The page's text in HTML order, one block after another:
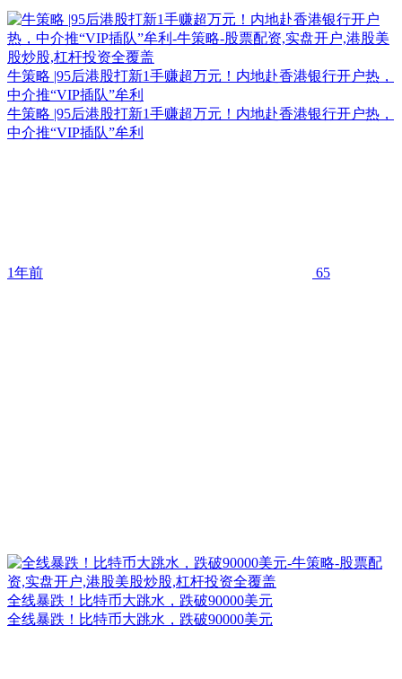
牛策略 |95后港股打新1手赚超万元！内地赴香港银行开户热，
中介推“VIP插队”牟利
牛策略 |95后港股打新1手赚超万元！内地赴香港银行开户热，
中介推“VIP插队”牟利
1年前 65
全线暴跌！比特币大跳水，跌破90000美元
全线暴跌！比特币大跳水，跌破90000美元